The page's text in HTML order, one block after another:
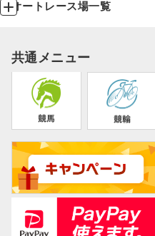
オートレース場一覧
共通メニュー